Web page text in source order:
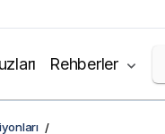
Rehberler